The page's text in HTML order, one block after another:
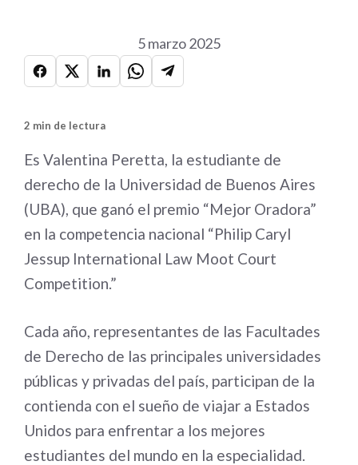
5 marzo 2025
2 min de lectura
Es Valentina Peretta, la estudiante de
derecho de la Universidad de Buenos Aires
(UBA), que ganó el premio “Mejor Oradora”
en la competencia nacional “Philip Caryl
Jessup International Law Moot Court
Competition.”
Cada año, representantes de las Facultades
de Derecho de las principales universidades
públicas y privadas del país, participan de la
contienda con el sueño de viajar a Estados
Unidos para enfrentar a los mejores
estudiantes del mundo en la especialidad.